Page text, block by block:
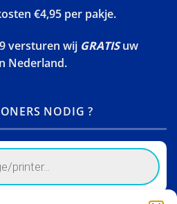
€4,95 per pakje.
versturen wij GRATISuw
Nederland.
NODIG ?